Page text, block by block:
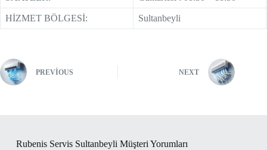
HİZMET BÖLGESİ: Sultanbeyli
PREVIOUS NEXT
Rubenis Servis Sultanbeyli Müşteri Yorumları